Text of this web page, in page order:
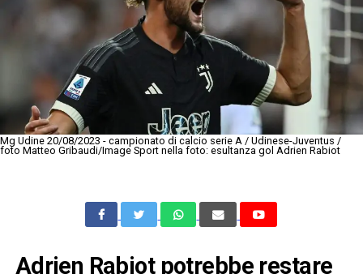
Mg Udine 20/08/2023 - campionato di calcio serie A / Udinese-Juventus /
foto Matteo Gribaudi/Image Sport nella foto: esultanza gol Adrien Rabiot
Adrien Rabiot potrebbe restare